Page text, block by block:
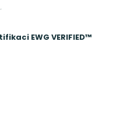
EWG VERIFIED™